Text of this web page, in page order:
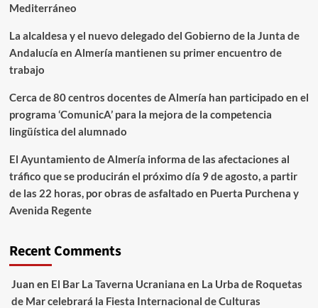
Mediterráneo
La alcaldesa y el nuevo delegado del Gobierno de la Junta de
Andalucía en Almería mantienen su primer encuentro de
trabajo
Cerca de 80 centros docentes de Almería han participado en el
programa ‘ComunicA’ para la mejora de la competencia
lingüística del alumnado
El Ayuntamiento de Almería informa de las afectaciones al
tráfico que se producirán el próximo día 9 de agosto, a partir
de las 22 horas, por obras de asfaltado en Puerta Purchena y
Avenida Regente
Recent Comments
Juan en El Bar La Taverna Ucraniana en La Urba de Roquetas
de Mar celebrará la Fiesta Internacional de Culturas